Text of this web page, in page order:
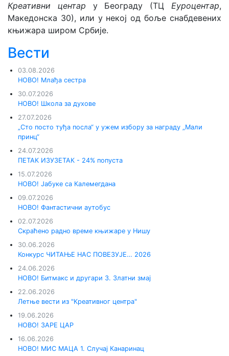
Креативни центар у Београду (ТЦЕуроцентар,
Македонска 30), или у некој од боље снабдевених
књижара широм Србије.
Вести
03.08.2026
НОВО! Млађа сестра
30.07.2026
НОВО! Школа за духове
27.07.2026
„Сто посто туђа посла“ у ужем избору за награду „Мали
принц“
24.07.2026
ПЕТАК ИЗУЗЕТАК - 24% попуста
15.07.2026
НОВО! Јабуке са Калемегдана
09.07.2026
НОВО! Фантастични аутобус
02.07.2026
Скраћено радно време књижаре у Нишу
30.06.2026
Конкурс ЧИТАЊЕ НАС ПОВЕЗУЈЕ… 2026
24.06.2026
НОВО! Битмакс и другари 3. Златни змај
22.06.2026
Летње вести из "Креативног центра"
19.06.2026
НОВО! ЗАРЕ ЦАР
16.06.2026
НОВО! МИС МАЦА 1. Случај Канаринац